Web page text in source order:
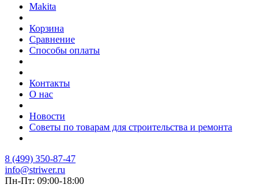
Makita
Корзина
Сравнение
Способы оплаты
Контакты
О нас
Новости
Советы по товарам для строительства и ремонта
8 (499) 350-87-47
info@striwer.ru
Пн-Пт: 09:00-18:00